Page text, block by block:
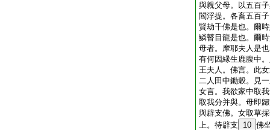
與親父母。以五百
閻浮提。各畜五百
賢劫千佛是也。爾
鱗瞽目龍是也。爾
母者。摩耶夫人是
有何因縁生鹿腹中
王夫人。佛言。此
二人田中鋤穀。見
女言。我欲家中取
取我分并與。母即
與辟支佛。女取草
上。待辟支
10 佛